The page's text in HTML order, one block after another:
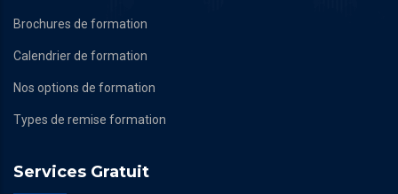
Brochures de formation
Calendrier de formation
Nos options de formation
Types de remise formation
Services Gratuit